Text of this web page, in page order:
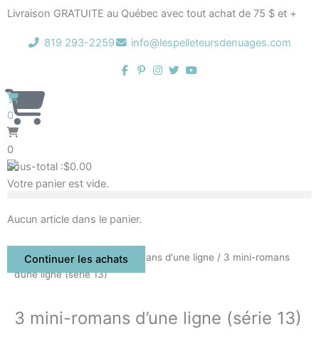
Aller
contenu
Livraison GRATUITE au Québec avec tout achat de 75 $ et +
819 293-2259 info@lespelleteursdenuages.com
0
0
Sous-total :$0.00
Votre panier est vide.
Aucun article dans le panier.
Continuer les achats
Accueil/Boutique /Mini-romans d'une ligne / 3 mini-romans
d’une ligne (série 13)
3 mini-romans d’une ligne (série 13)